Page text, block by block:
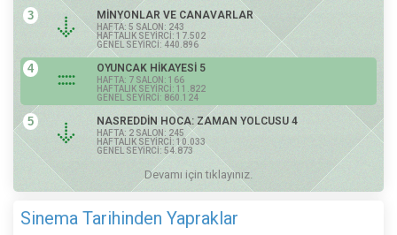
3 MİNYONLAR VE CANAVARLAR
HAFTA: 5 SALON: 243
HAFTALIK SEYİRCİ: 17.502
GENEL SEYİRCİ: 440.896
4 OYUNCAK HİKAYESİ 5
HAFTA: 7 SALON: 166
HAFTALIK SEYİRCİ: 11.822
GENEL SEYİRCİ: 860.124
5 NASREDDİN HOCA: ZAMAN YOLCUSU 4
HAFTA: 2 SALON: 245
HAFTALIK SEYİRCİ: 10.033
GENEL SEYİRCİ: 54.873
Devamı için tıklayınız.
Sinema Tarihinden Yapraklar